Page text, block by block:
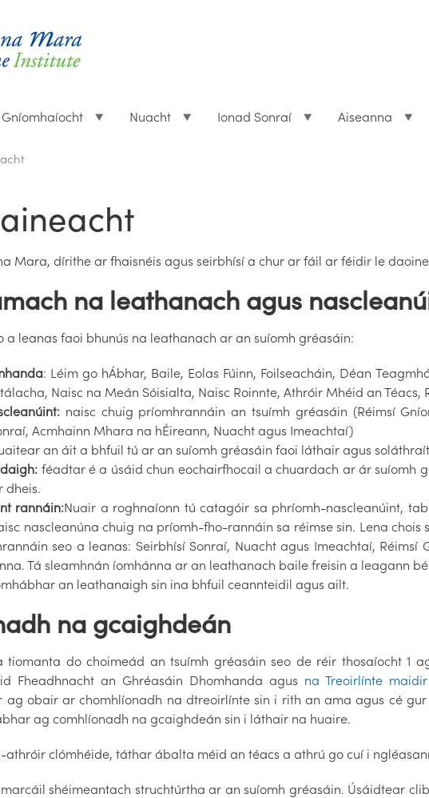
Gníomhaíocht Nuacht Ionad Sonraí Aiseanna
Mara, dírithe ar fhaisnéis agus seirbhísí a chur ar fáil ar féidir le
na leathanach agus
a leanas faoi bhunús na leathanach ar an suíomh gréasáin:
: Léim go hÁbhar, Baile, Eolas Fúinn, Foilseacháin, Déan
Naisc na Meán Sóisialta, Naisc Roinnte, Athróir Mhéid an Téacs,
naisc chuig príomhrannáin an tsuímh gréasáin (Réimsí
Acmhainn Mhara na hÉireann, Nuacht agus Imeachtaí)
an áit a bhfuil tú ar an suíomh gréasáin faoi láthair agus
féadtar é a úsáid chun eochairfhocail a chuardach ar ár suíomh
dheis.
rannáin:Nuair a roghnaíonn tú catagóir sa phríomh-nascleanúint,
nascleanúna chuig na príomh-fho-rannáin sa réimse sin. Lena
seo a leanas: Seirbhísí Sonraí, Nuacht agus Imeachtaí,
Tá sleamhnán íomhánna ar an leathanach baile freisin a leagann
an leathanaigh sin ina bhfuil ceannteidil agus ailt.
na gcaighdeán
tiomanta do choimeád an tsuímh gréasáin seo de réir thosaíocht 1
Fheadhnacht an Ghréasáin Dhomhanda agus na Treoirlínte
ag obair ar chomhlíonadh na dtreoirlínte sin i rith an ama agus cé
ag comhlíonadh na gcaighdeán sin i láthair na huaire.
clómhéide, táthar ábalta méid an téacs a athrú go cuí i
shéimeantach struchtúrtha ar an suíomh gréasáin. Úsáidtear